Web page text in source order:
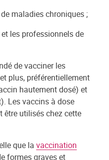
maladies chroniques ;
les professionnels de
de vacciner les
plus, préférentiellement
hautement dosé) et
Les vaccins à dose
être utilisés chez cette
que la vaccination
formes graves et